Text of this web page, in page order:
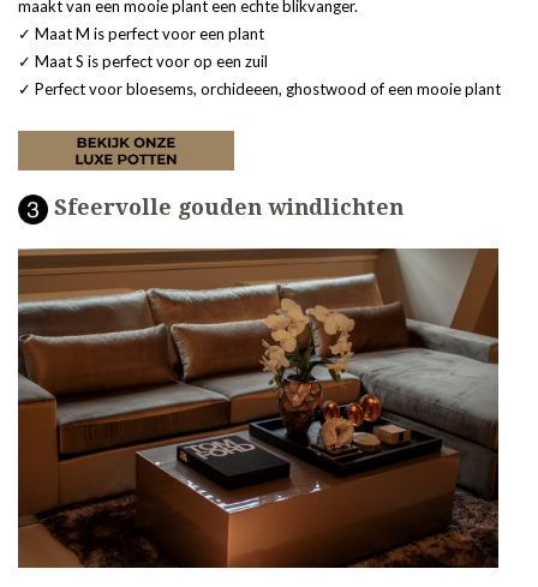
maakt van een mooie plant een echte blikvanger.
✓ Maat M is perfect voor een plant
✓ Maat S is perfect voor op een zuil
✓ Perfect voor bloesems, orchideeen, ghostwood of een mooie plant
Sfeervolle gouden windlichten